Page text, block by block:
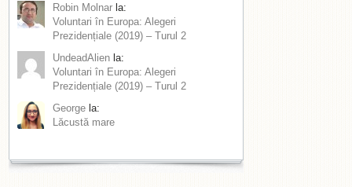
Robin Molnar la:
Voluntari în Europa: Alegeri
Prezidențiale (2019) – Turul 2
UndeadAlien la:
Voluntari în Europa: Alegeri
Prezidențiale (2019) – Turul 2
George la:
Lăcustă mare